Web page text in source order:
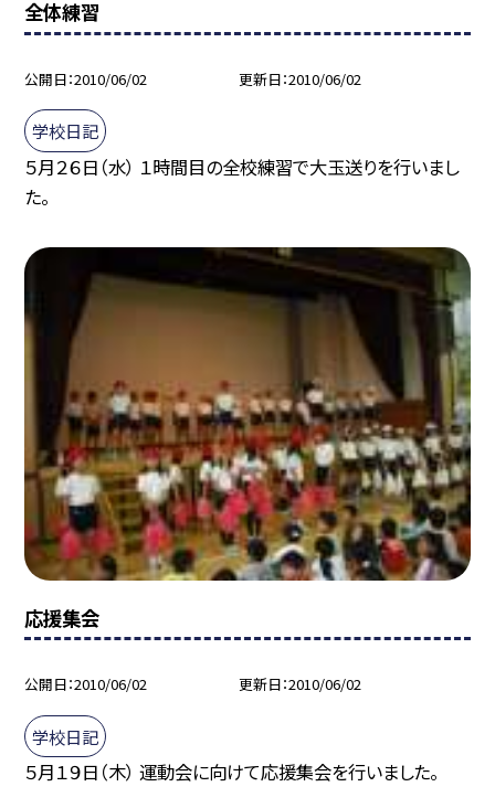
全体練習
公開日 2010/06/02 更新日 2010/06/02
学校日記
５月２６日（水） １時間目の全校練習で大玉送りを行いまし
た。
応援集会
公開日 2010/06/02 更新日 2010/06/02
学校日記
５月１９日（木） 運動会に向けて応援集会を行いました。